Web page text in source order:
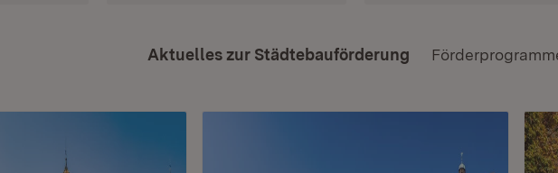
Aktuelles zur Städtebauförderung